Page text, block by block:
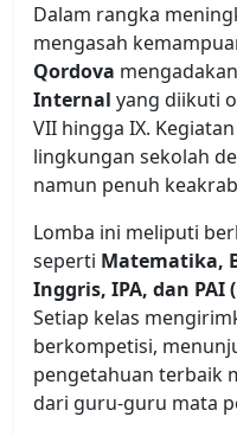
Dalam rangka
mengasah
Qordova mengadakan
Internal yang diikuti
VII hingga IX.
lingkungan sekolah
namun penuh
Lomba ini meliputi
seperti Matematika,
Inggris, IPA, dan PAI
Setiap kelas
berkompetisi,
pengetahuan terbaik
dari guru-guru mata